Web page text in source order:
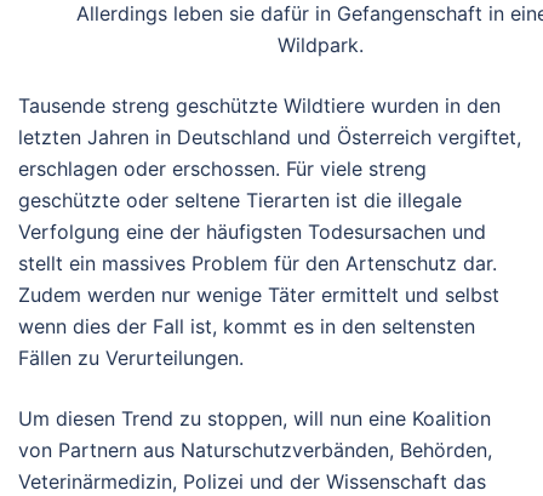
Allerdings leben sie dafür in Gefangenschaft in
Wildpark.
Tausende streng geschützte Wildtiere wurden in den
letzten Jahren in Deutschland und Österreich vergiftet,
erschlagen oder erschossen. Für viele streng
geschützte oder seltene Tierarten ist die illegale
Verfolgung eine der häufigsten Todesursachen und
stellt ein massives Problem für den Artenschutz dar.
Zudem werden nur wenige Täter ermittelt und selbst
wenn dies der Fall ist, kommt es in den seltensten
Fällen zu Verurteilungen.
Um diesen Trend zu stoppen, will nun eine Koalition
von Partnern aus Naturschutzverbänden, Behörden,
Veterinärmedizin, Polizei und der Wissenschaft das